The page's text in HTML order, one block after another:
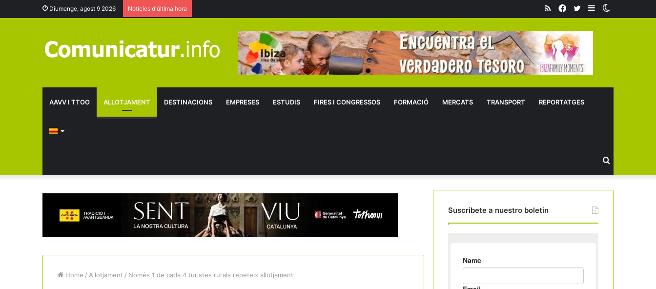
Diumenge, agost 9 2026 Notícies d'última hora Sidebar
Twitter
Facebook
RSS
AAVV I TTOO ALLOTJAMENT DESTINACIONS EMPRESES ESTUDIS FIRES I CONGRESSOS FORMACIÓ MERCATS TRANSPORT REPORTATGES
Buscar
Home / Allotjament / Només 1 de cada 4 turistes rurals repeteix allotjament
Suscribete a nuestro boletin